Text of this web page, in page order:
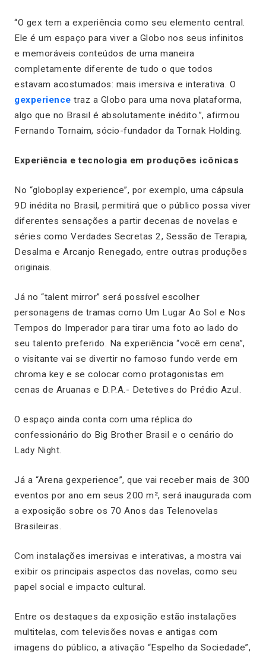
“O gex tem a experiência como seu elemento central.
Ele é um espaço para viver a Globo nos seus infinitos
e memoráveis conteúdos de uma maneira
completamente diferente de tudo o que todos
estavam acostumados: mais imersiva e interativa. O
gexperience traz a Globo para uma nova plataforma,
algo que no Brasil é absolutamente inédito.”, afirmou
Fernando Tornaim, sócio-fundador da Tornak Holding.
Experiência e tecnologia em produções icônicas
No “globoplay experience”, por exemplo, uma cápsula
9D inédita no Brasil, permitirá que o público possa viver
diferentes sensações a partir decenas de novelas e
séries como Verdades Secretas 2, Sessão de Terapia,
Desalma e Arcanjo Renegado, entre outras produções
originais.
Já no “talent mirror” será possível escolher
personagens de tramas como Um Lugar Ao Sol e Nos
Tempos do Imperador para tirar uma foto ao lado do
seu talento preferido. Na experiência “você em cena”,
o visitante vai se divertir no famoso fundo verde em
chroma key e se colocar como protagonistas em
cenas de Aruanas e D.P.A.- Detetives do Prédio Azul.
O espaço ainda conta com uma réplica do
confessionário do Big Brother Brasil e o cenário do
Lady Night.
Já a “Arena gexperience”, que vai receber mais de 300
eventos por ano em seus 200 m², será inaugurada com
a exposição sobre os 70 Anos das Telenovelas
Brasileiras.
Com instalações imersivas e interativas, a mostra vai
exibir os principais aspectos das novelas, como seu
papel social e impacto cultural.
Entre os destaques da exposição estão instalações
multitelas, com televisões novas e antigas com
imagens do público, a ativação “Espelho da Sociedade”,